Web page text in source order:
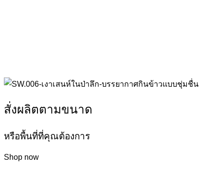
สั่งผลิตตามขนาด
หรือพื้นที่ที่คุณต้องการ
Shop now